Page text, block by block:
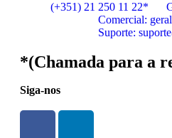
(+351) 21 250 11 22*
Comercial:
Suporte:
*(Chamada para a
Siga-nos